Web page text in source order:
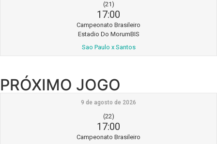
(21)
17:00
Campeonato Brasileiro
Estadio Do MorumBIS
Sao Paulo x Santos
PRÓXIMO JOGO
9 de agosto de 2026
(22)
17:00
Campeonato Brasileiro